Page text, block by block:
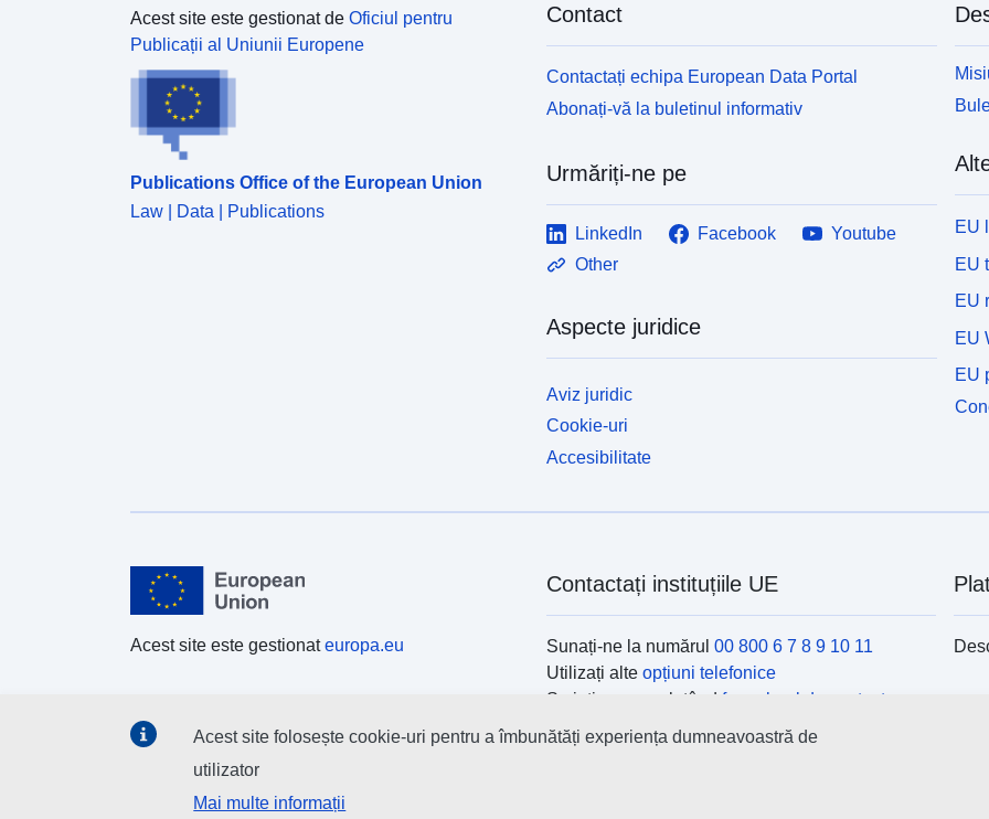
Acest site este gestionat de Oficiul pentru
Publicații al Uniunii Europene
Publications Office of the European Union
Law | Data | Publications
Contact
Contactați echipa European Data Portal
Abonați-vă la buletinul informativ
Urmăriți-ne pe
LinkedIn Facebook
Youtube
Other
Aspecte juridice
Aviz juridic
Cookie-uri
Accesibilitate
EU
EU
EU
EU
EU
Acest site este gestionateuropa.eu
Contactați instituțiile UE
Sunați-ne la numărul 00 800 6 7 8 9 10 11
Utilizați alte opțiuni telefonice
Scrieți-ne completând formularul de contact
Veniți să discutăm la unul din
centrele UE
Acest site folosește cookie-uri pentru a îmbunătăți experiența dumneavoastră de
utilizator
Mai multe informații